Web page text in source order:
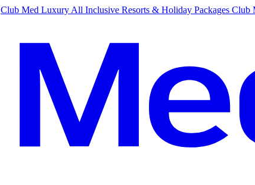
Club Med Luxury All Inclusive Resorts & Holiday Packages Club